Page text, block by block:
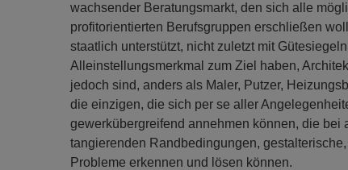
wachsender Beratungsmarkt, den sich alle
profitorientierten Berufsgruppen erschließen
staatlich unterstützt, nicht zuletzt mit
Alleinstellungsmerkmal zum Ziel haben,
jedoch sind, anders als Maler, Putzer,
die einzigen, die sich per se aller
gewerkübergreifend annehmen können, die bei
tangierenden Randbedingungen,
Probleme erkennen und lösen können.